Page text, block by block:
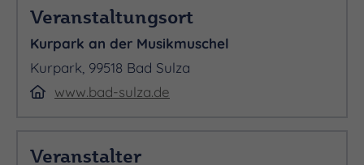
Veranstaltungsort
Kurpark an der Musikmuschel
Kurpark, 99518 Bad Sulza
www.bad-sulza.de
Veranstalter